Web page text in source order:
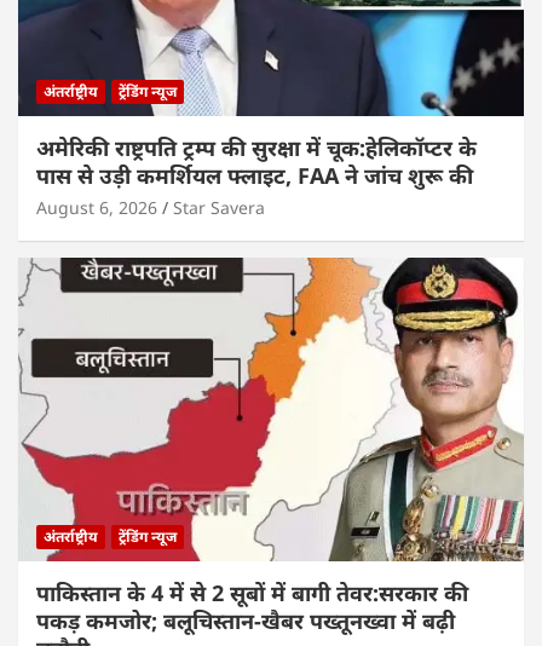
अंतर्राष्ट्रीय ट्रेंडिंग न्यूज
अमेरिकी राष्ट्रपति ट्रम्प की सुरक्षा में चूक:हेलिकॉप्टर के
पास से उड़ी कमर्शियल फ्लाइट, FAA ने जांच शुरू की
August 6, 2026 Star Savera
अंतर्राष्ट्रीय ट्रेंडिंग न्यूज
पाकिस्तान के 4 में से 2 सूबों में बागी तेवर:सरकार की
पकड़ कमजोर; बलूचिस्तान-खैबर पख्तूनख्वा में बढ़ी